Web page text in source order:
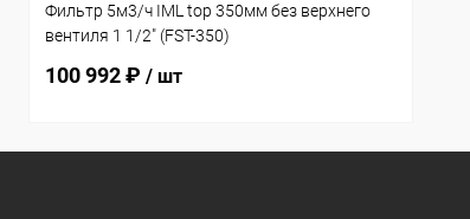
Фильтр 5м3/ч IML top 350мм без верхнего
вентиля 1 1/2" (FST-350)
100 992 ₽ / шт